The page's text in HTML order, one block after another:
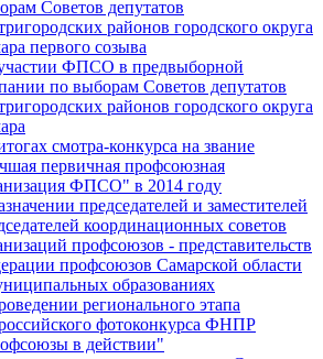
Советов депутатов
районов городского округа
первого созыва
ФПСО в предвыборной
по выборам Советов депутатов
районов городского округа
смотра-конкурса на звание
первичная профсоюзная
ФПСО" в 2014 году
председателей и заместителей
координационных советов
профсоюзов - представительств
профсоюзов Самарской области
образованиях
регионального этапа
фотоконкурса ФНПР
в действии"